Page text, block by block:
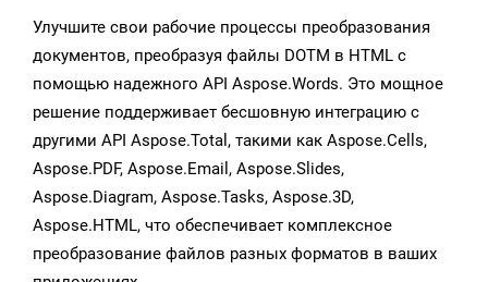
Улучшите свои рабочие процессы преобразования
документов, преобразуя файлы DOTM в HTML с
помощью надежного API Aspose.Words. Это мощное
решение поддерживает бесшовную интеграцию с
другими API Aspose.Total, такими как Aspose.Cells,
Aspose.PDF, Aspose.Email, Aspose.Slides,
Aspose.Diagram, Aspose.Tasks, Aspose.3D,
Aspose.HTML, что обеспечивает комплексное
преобразование файлов разных форматов в ваших